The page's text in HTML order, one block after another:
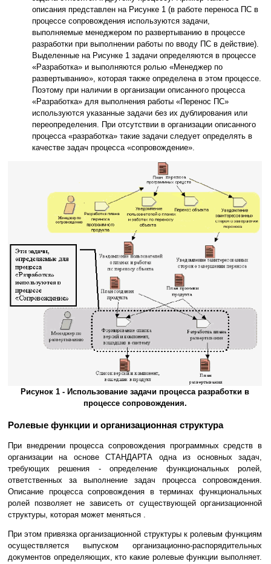
описания представлен на Рисунке 1 (в работе переноса ПС в
процессе сопровождения используются задачи,
выполняемые менеджером по развертыванию в процессе
разработки при выполнении работы по вводу ПС в действие).
Выделенные на Рисунке 1 задачи определяются в процессе
«Разработка» и выполняются ролью «Менеджер по
развертыванию», которая также определена в этом процессе.
Поэтому при наличии в организации описанного процесса
«Разработка» для выполнения работы «Перенос ПС»
используются указанные задачи без их дублирования или
переопределения. При отсутствии в организации описанного
процесса «разработка» такие задачи следует определять в
качестве задач процесса «сопровождение».
Рисунок 1 - Использование задачи процесса разработки в
процессе сопровождения.
Ролевые функции и организационная структура
При внедрении процесса сопровождения программных средств в
организации на основе СТАНДАРТА одна из основных задач,
требующих решения - определение функциональных ролей,
ответственных за выполнение задач процесса сопровождения.
Описание процесса сопровождения в терминах функциональных
ролей позволяет не зависеть от существующей организационной
структуры, которая может меняться .
При этом привязка организационной структуры к ролевым функциям
осуществляется выпуском организационно-распорядительных
документов определяющих, кто какие ролевые функции выполняет.